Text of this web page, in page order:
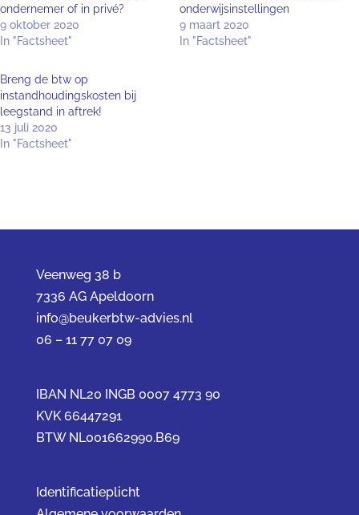
ondernemer of in privé?
9 oktober 2020
In "Factsheet"
onderwijsinstellingen
9 maart 2020
In "Factsheet"
Breng de btw op
instandhoudingskosten bij
leegstand in aftrek!
13 juli 2020
In "Factsheet"
Veenweg 38 b
7336 AG Apeldoorn
info@beukerbtw-advies.nl
06 – 11 77 07 09
IBAN NL20 INGB 0007 4773 90
KVK 66447291
BTW NL001662990.B69
Identificatieplicht